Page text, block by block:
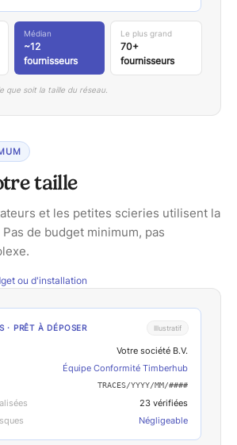
Médian
~12
fournisseurs
Le plus grand
70+
fournisseurs
que soit la taille du réseau.
taille
et les petites scieries utilisent la
de budget minimum, pas
ou d'installation
· PRÊT À DÉPOSER Illustratif
Votre société B.V.
Équipe Conformité Timberhub
TRACES/YYYY/MM/####
23 vérifiées
Négligeable